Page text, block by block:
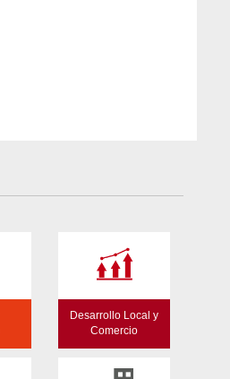
Desarrollo Local y
Comercio